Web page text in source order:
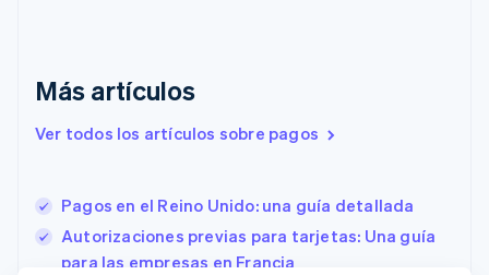
Más artículos
Ver todos los artículos sobre pagos
Pagos en el Reino Unido: una guía detallada
Autorizaciones previas para tarjetas: Una guía
para las empresas en Francia
EnglishItaliano
Español English
Estonia
English
Finlandia
EnglishSvenska